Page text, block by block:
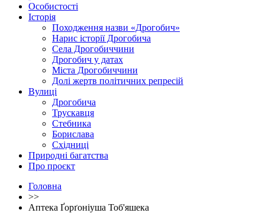
Особистості
Історія
Походження назви «Дрогобич»
Нарис історії Дрогобича
Села Дрогобиччини
Дрогобич у датах
Міста Дрогобиччини
Долі жертв політичних репресій
Вулиці
Дрогобича
Трускавця
Стебника
Борислава
Східниці
Природні багатства
Про проєкт
Головна
>>
Аптека Ґорґоніуша Тоб'яшека